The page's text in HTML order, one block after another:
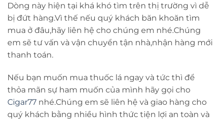
Dòng này hiện tại khá khó tìm trên thị trường vì dễ
bị đứt hàng.Vì thế nếu quý khách băn khoăn tìm
mua ở đâu,hãy liên hệ cho chúng em nhé.Chúng
em sẽ tư vấn và vận chuyển tận nhà,nhận hàng mới
thanh toán.
Nếu bạn muốn mua thuốc lá ngay và tức thì để
thỏa mãn sự ham muốn của mình hãy gọi cho
Cigar77 nhé.Chúng em sẽ liên hệ và giao hàng cho
quý khách bằng nhiều hình thức tiện lợi an toàn và